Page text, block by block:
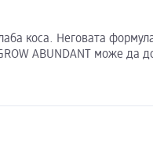
коса. Неговата
ABUNDANT може да